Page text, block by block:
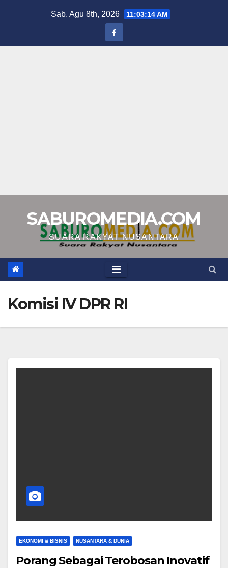
Sab. Agu 8th, 2026 11:03:15 AM
SABUROMEDIA.COM
SUARA RAKYAT NUSANTARA
Komisi IV DPR RI
EKONOMI & BISNIS NUSANTARA & DUNIA
Porang Sebagai Terobosan Inovatif